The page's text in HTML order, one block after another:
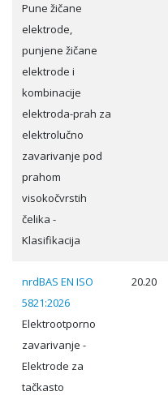
Pune žičane
elektrode,
punjene žičane
elektrode i
kombinacije
elektroda-prah za
elektrolučno
zavarivanje pod
prahom
visokočvrstih
čelika -
Klasifikacija
nrdBAS EN ISO
5821:2026
Elektrootporno
zavarivanje -
Elektrode za
tačkasto
20.20